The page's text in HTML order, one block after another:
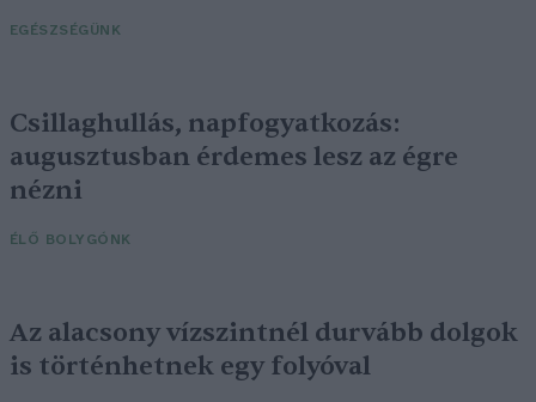
EGÉSZSÉGÜNK
Csillaghullás, napfogyatkozás:
augusztusban érdemes lesz az égre
nézni
ÉLŐ BOLYGÓNK
Az alacsony vízszintnél durvább dolgok
is történhetnek egy folyóval